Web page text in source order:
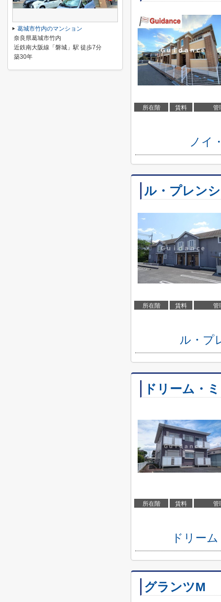
所在階 賃料 管
ノイ
ル・プレン
所在階 賃料 管
ル・プ
ドリーム・
所在階 賃料 管
ドリー
グランツM
葛城市竹内のマンション
奈良県葛城市竹内
近鉄南大阪線「磐城」駅 徒歩7分
築30年